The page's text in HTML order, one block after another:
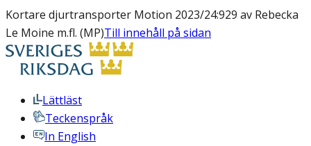
Kortare djurtransporter Motion 2023/24:929 av Rebecka
Le Moine m.fl. (MP)Till innehåll på sidan
Lättläst
Teckenspråk
In English